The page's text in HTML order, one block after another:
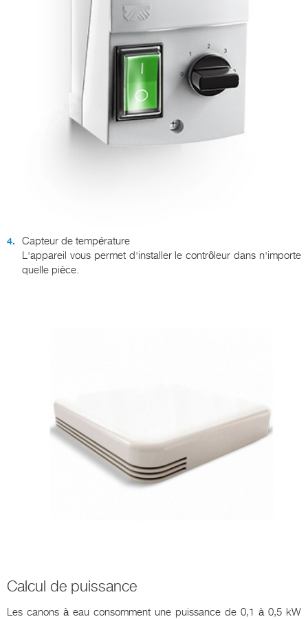
Capteur de température
L'appareil vous permet d'installer le contrôleur dans n'importe
quelle pièce.
Calcul de puissance
Les canons à eau consomment une puissance de 0,1 à 0,5 kW